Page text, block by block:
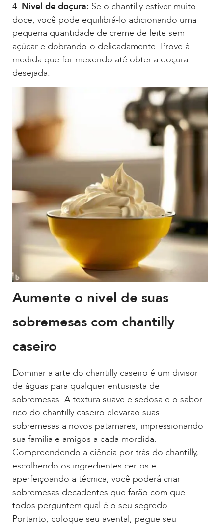
4. Nível de doçura: Se o chantilly estiver muito
doce, você pode equilibrá-lo adicionando uma
pequena quantidade de creme de leite sem
açúcar e dobrando-o delicadamente. Prove à
medida que for mexendo até obter a doçura
desejada.
Aumente o nível de suas
sobremesas com chantilly
caseiro
Dominar a arte do chantilly caseiro é um divisor
de águas para qualquer entusiasta de
sobremesas. A textura suave e sedosa e o sabor
rico do chantilly caseiro elevarão suas
sobremesas a novos patamares, impressionando
sua família e amigos a cada mordida.
Compreendendo a ciência por trás do chantilly,
escolhendo os ingredientes certos e
aperfeiçoando a técnica, você poderá criar
sobremesas decadentes que farão com que
todos perguntem qual é o seu segredo.
Portanto, coloque seu avental, pegue seu